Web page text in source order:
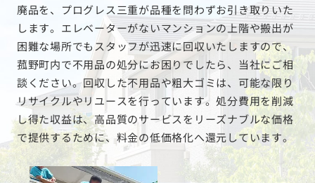
廃品を、プログレス三重が品種を問わずお引き取りいた
します。エレベーターがないマンションの上階や搬出が
困難な場所でもスタッフが迅速に回収いたしますので、
菰野町内で不用品の処分にお困りでしたら、当社にご相
談ください。回収した不用品や粗大ゴミは、可能な限り
リサイクルやリユースを行っています。処分費用を削減
し得た収益は、高品質のサービスをリーズナブルな価格
で提供するために、料金の低価格化へ還元しています。